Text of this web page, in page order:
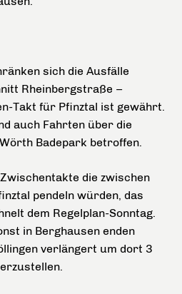
sich die Ausfälle
Rheinbergstraße –
Takt für Pfinztal ist gewährt.
auch Fahrten über die
Badepark betroffen.
die zwischen
pendeln würden, das
dem Regelplan-Sonntag.
in Berghausen enden
verlängert um dort 3